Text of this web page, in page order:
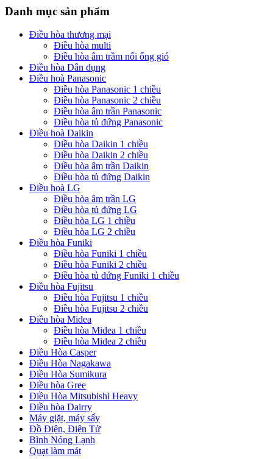
Danh mục sản phẩm
Điều hòa thương mại
Điều hòa multi
Điều hòa âm trầm nối ống gió
Điều hòa Dân dụng
Điều hoà Panasonic
Điều hòa Panasonic 1 chiều
Điều hòa Panasonic 2 chiều
Điều hòa âm trần Panasonic
Điều hòa tủ đứng Panasonic
Điều hoà Daikin
Điều hòa Daikin 1 chiều
Điều hòa Daikin 2 chiều
Điều hòa âm trần Daikin
Điều hòa tủ đứng Daikin
Điều hoà LG
Điều hòa âm trần LG
Điều hòa tủ đứng LG
Điều hòa LG 1 chiều
Điều hòa LG 2 chiều
Điều hòa Funiki
Điều hòa Funiki 1 chiều
Điều hòa Funiki 2 chiều
Điều hòa tủ đứng Funiki 1 chiều
Điều hòa Fujitsu
Điều hòa Fujitsu 1 chiều
Điều hòa Fujitsu 2 chiều
Điều hòa Midea
Điều hòa Midea 1 chiều
Điều hòa Midea 2 chiều
Điều Hòa Casper
Điều Hòa Nagakawa
Điều Hòa Sumikura
Điều hòa Gree
Điều Hòa Mitsubishi Heavy
Điều hòa Dairry
Máy giặt, máy sấy
Đồ Điện, Điện Tử
Bình Nóng Lạnh
Quạt làm mát